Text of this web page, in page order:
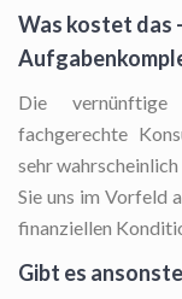
Was kostet das
Die vernünftige
fachgerechte
sehr
Sie uns im Vorfeld
finanziellen
Gibt es